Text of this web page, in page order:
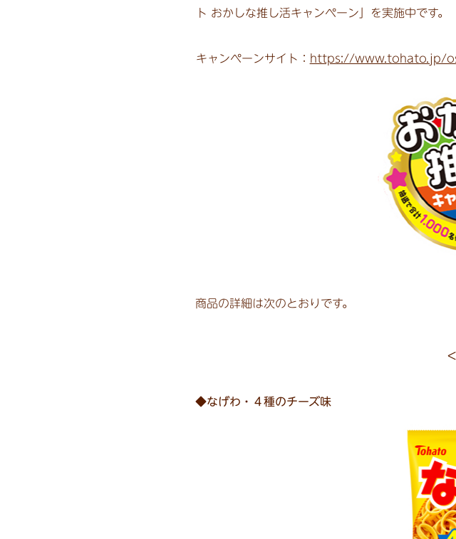
ト おかしな推し活キャンペーン」を実施中です。
キャンペーンサイト： https://www.tohato.jp/
商品の詳細は次のとおりです。
◆なげわ・４種のチーズ味